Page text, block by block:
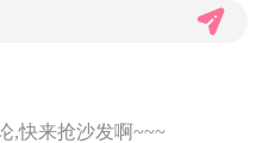
,快来抢沙发啊~~~